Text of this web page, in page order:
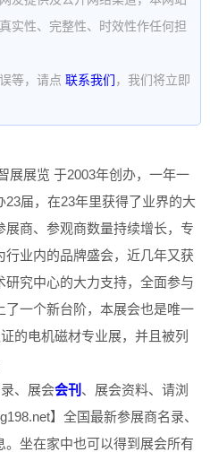
实性、完整性、时效性作任何担
等，请点 联系我们 ，我们将立即
展展览 于2003年创办，一年一
届，在23年里获得了业界的大
商、参观商数量持续增长，专
业内的品牌盛会，近几年又获
究中心的大力支持，全面参与
一个新台阶，本展会也是唯一
的电机磁材专业展，并且被列
、展会会刊 、展会资料、请浏
】全国最新参展商名录、
坐在家中也可以得到展会所有